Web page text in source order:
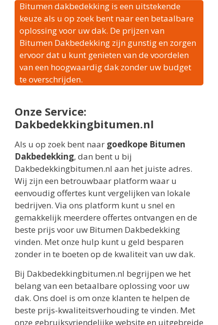
Bitumen dakbedekking is een uitstekende
keuze als u op zoek bent naar een betaalbare
oplossing voor uw dak. De prijzen van
Bitumen Dakbedekking zijn gunstig en zorgen
ervoor dat u kunt genieten van de voordelen
van een hoogwaardig dak zonder uw budget
te overschrijden.
Onze Service:
Dakbedekkingbitumen.nl
Als u op zoek bent naar goedkope Bitumen
Dakbedekking, dan bent u bij
Dakbedekkingbitumen.nl aan het juiste adres.
Wij zijn een betrouwbaar platform waar u
eenvoudig offertes kunt vergelijken van lokale
bedrijven. Via ons platform kunt u snel en
gemakkelijk meerdere offertes ontvangen en de
beste prijs voor uw Bitumen Dakbedekking
vinden. Met onze hulp kunt u geld besparen
zonder in te boeten op de kwaliteit van uw dak.
Bij Dakbedekkingbitumen.nl begrijpen we het
belang van een betaalbare oplossing voor uw
dak. Ons doel is om onze klanten te helpen de
beste prijs-kwaliteitsverhouding te vinden. Met
onze gebruiksvriendelijke website en uitgebreide